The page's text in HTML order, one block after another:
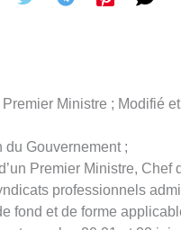
Ministre ; Modifié
du Gouvernement ;
Premier Ministre, Chef
professionnels
fond et de forme